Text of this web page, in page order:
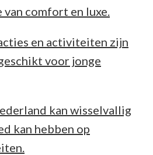
comfort en luxe.
en activiteiten zijn
voor jonge
kan wisselvallig
kan hebben op